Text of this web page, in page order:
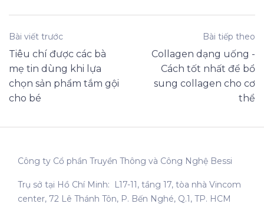
Bài viết trước
Tiêu chí được các bà
mẹ tin dùng khi lựa
chọn sản phẩm tắm gội
cho bé
Bài tiếp theo
Collagen dạng uống -
Cách tốt nhất để bổ
sung collagen cho cơ
thể
Công ty Cổ phần Truyền Thông và Công Nghệ Bessi
Trụ sở tại Hồ Chí Minh: L17-11, tầng 17, tòa nhà Vincom
center, 72 Lê Thánh Tôn, P. Bến Nghé, Q.1, TP. HCM